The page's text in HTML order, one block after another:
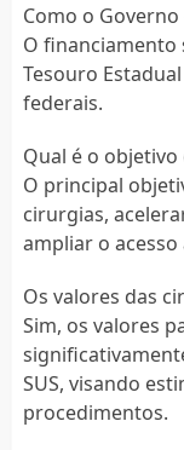
Como o
O financiamento
Tesouro
federais.
Qual é o
O principal
cirurgias,
ampliar o acesso
Os valores das
Sim, os valores
SUS, visando
procedimentos.